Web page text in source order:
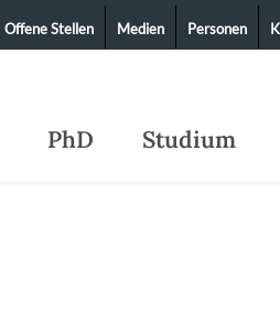
PhD Studium
Offene Stellen Medien Personen